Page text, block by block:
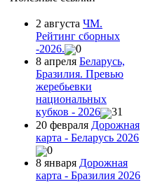
2 августа ЧМ.
Рейтинг сборных
-2026.
0
8 апреля Беларусь,
Бразилия. Превью
жеребьевки
национальных
кубков - 2026
31
20 февраля Дорожная
карта - Беларусь 2026
0
8 января Дорожная
карта - Бразилия 2026